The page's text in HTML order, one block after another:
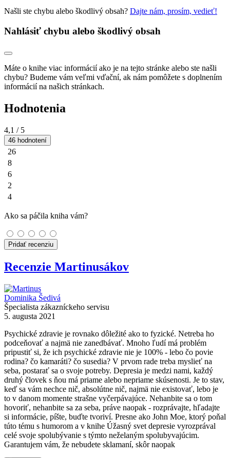
Našli ste chybu alebo škodlivý obsah? Dajte nám, prosím, vedieť!
Nahlásiť chybu alebo škodlivý obsah
Máte o knihe viac informácií ako je na tejto stránke alebo ste našli
chybu? Budeme vám veľmi vďační, ak nám pomôžete s doplnením
informácií na našich stránkach.
Hodnotenia
4,1 / 5
46 hodnotení
26
8
6
2
4
Ako sa páčila kniha vám?
Pridať recenziu
Recenzie Martinusákov
Dominika Šedivá
Špecialista zákazníckeho servisu
5. augusta 2021
Psychické zdravie je rovnako dôležité ako to fyzické. Netreba ho
podceňovať a najmä nie zanedbávať. Mnoho ľudí má problém
pripustiť si, že ich psychické zdravie nie je 100% - lebo čo povie
rodina? čo kamaráti? čo susedia? V prvom rade treba myslieť na
seba, postarať sa o svoje potreby. Depresia je medzi nami, každý
druhý človek s ňou má priame alebo nepriame skúsenosti. Je to stav,
keď sa vám nechce nič, absolútne nič, najmä nie existovať, lebo je
to v danom momente strašne vyčerpávajúce. Nehanbite sa o tom
hovoriť, nehanbite sa za seba, práve naopak - rozprávajte, hľadajte
si informácie, píšte, buďte tvoriví. Presne ako John Moe, ktorý poňal
túto tému s humorom a v knihe Úžasný svet depresie vyrozprával
celé svoje spolubývanie s týmto neželaným spolubyvajúcim.
Garantujem vám, že nebudete sklamaní, skôr naopak